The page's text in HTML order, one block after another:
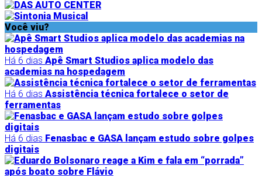
Você viu?
Há 6 dias Apê Smart Studios aplica modelo das
academias na hospedagem
Há 6 dias Assistência técnica fortalece o setor de
ferramentas
Há 6 dias Fenasbac e GASA lançam estudo sobre golpes
digitais